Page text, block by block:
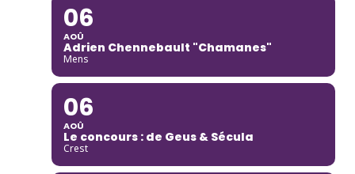
06
AOÛ
Adrien Chennebault "Chamanes"
Mens
06
AOÛ
Le concours : de Geus & Sécula
Crest